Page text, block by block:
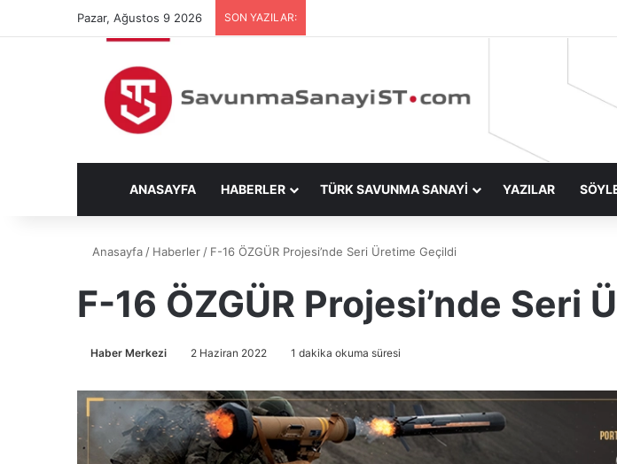
Pazar, Ağustos 9 2026 SON YAZILAR:
ANASAYFA HABERLER TÜRK SAVUNMA SANAYİ YAZILAR
Anasayfa/ Haberler/ F-16 ÖZGÜR Projesi’nde Seri Üretime Geçildi
F-16 ÖZGÜR Projesi’nde Seri
Haber Merkezi 2 Haziran 2022 1 dakika okuma süresi